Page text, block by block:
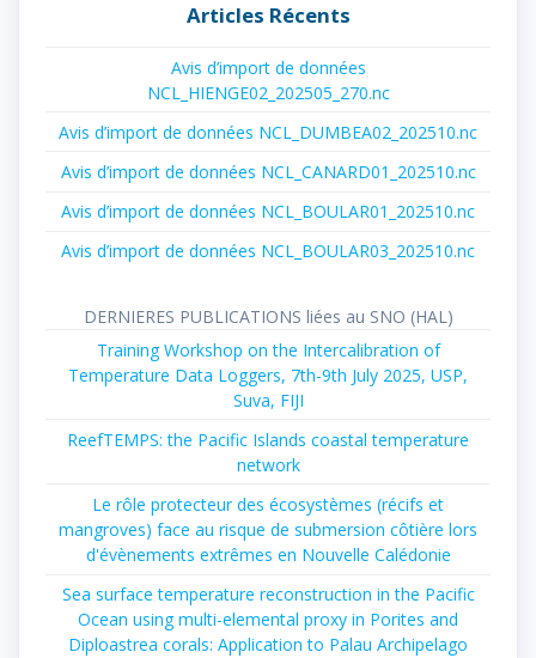
Articles Récents
Avis d’import de données
NCL_HIENGE02_202505_270.nc
Avis d’import de données NCL_DUMBEA02_202510.nc
Avis d’import de données NCL_CANARD01_202510.nc
Avis d’import de données NCL_BOULAR01_202510.nc
Avis d’import de données NCL_BOULAR03_202510.nc
DERNIERES PUBLICATIONS liées au SNO (HAL)
Training Workshop on the Intercalibration of
Temperature Data Loggers, 7th-9th July 2025, USP,
Suva, FIJI
ReefTEMPS: the Pacific Islands coastal temperature
network
Le rôle protecteur des écosystèmes (récifs et
mangroves) face au risque de submersion côtière lors
d'évènements extrêmes en Nouvelle Calédonie
Sea surface temperature reconstruction in the Pacific
Ocean using multi-elemental proxy in Porites and
Diploastrea corals: Application to Palau Archipelago